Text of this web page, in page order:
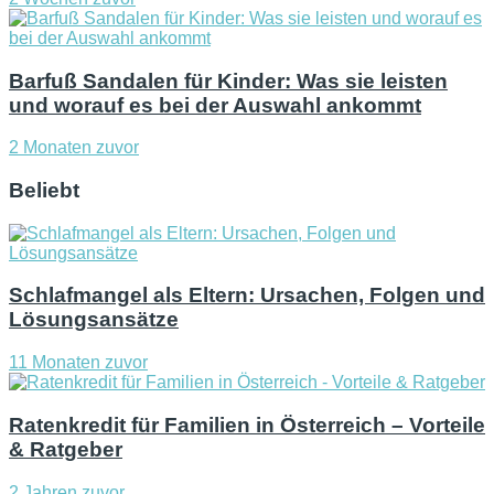
Barfuß Sandalen für Kinder: Was sie leisten
und worauf es bei der Auswahl ankommt
2 Monaten zuvor
Beliebt
Schlafmangel als Eltern: Ursachen, Folgen und
Lösungsansätze
11 Monaten zuvor
Ratenkredit für Familien in Österreich – Vorteile
& Ratgeber